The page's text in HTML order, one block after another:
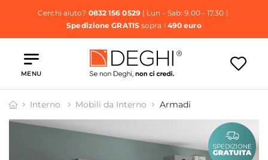
Cerchi aiuto? 0832 156 0529| Lun - Sab: 9.00 - 17.30 |
Spedizione GRATISsopra i 490 euro
MENU
Interno Mobili da Interno Armadi